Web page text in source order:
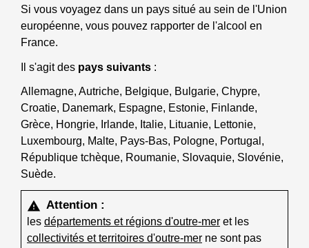
Si vous voyagez dans un pays situé au sein de l'Union
européenne, vous pouvez rapporter de l'alcool en
France.
Il s'agit des pays suivants :
Allemagne, Autriche, Belgique, Bulgarie, Chypre,
Croatie, Danemark, Espagne, Estonie, Finlande,
Grèce, Hongrie, Irlande, Italie, Lituanie, Lettonie,
Luxembourg, Malte, Pays-Bas, Pologne, Portugal,
République tchèque, Roumanie, Slovaquie, Slovénie,
Suède.
warning Attention :
les départements et régions d'outre-mer et les
collectivités et territoires d'outre-mer ne sont pas